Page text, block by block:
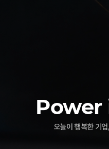
보이지 않는 가
같이 있는
오늘이 행복한 기